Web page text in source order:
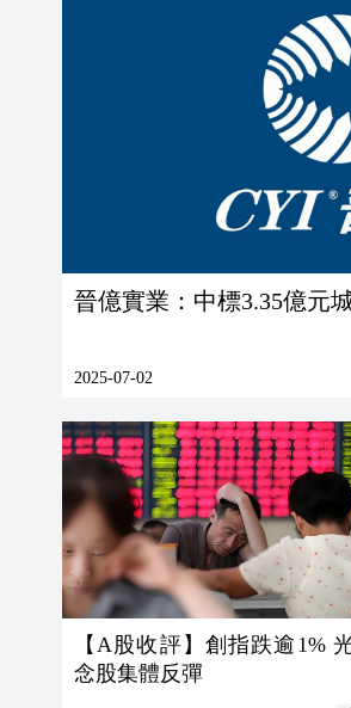
晉億實業：中標3.35億元
2025-07-02
【A股收評】創指跌逾1%
念股集體反彈